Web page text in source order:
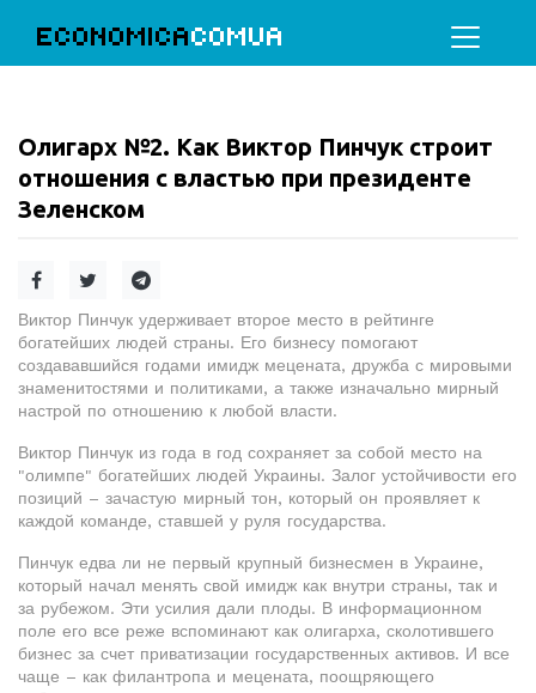
ECONOMICACOMUA
Олигарх №2. Как Виктор Пинчук строит
отношения с властью при президенте
Зеленском
Виктор Пинчук удерживает второе место в рейтинге
богатейших людей страны. Его бизнесу помогают
создававшийся годами имидж мецената, дружба с мировыми
знаменитостями и политиками, а также изначально мирный
настрой по отношению к любой власти.
Виктор Пинчук из года в год сохраняет за собой место на
"олимпе" богатейших людей Украины. Залог устойчивости его
позиций – зачастую мирный тон, который он проявляет к
каждой команде, ставшей у руля государства.
Пинчук едва ли не первый крупный бизнесмен в Украине,
который начал менять свой имидж как внутри страны, так и
за рубежом. Эти усилия дали плоды. В информационном
поле его все реже вспоминают как олигарха, сколотившего
бизнес за счет приватизации государственных активов. И все
чаще – как филантропа и мецената, поощряющего